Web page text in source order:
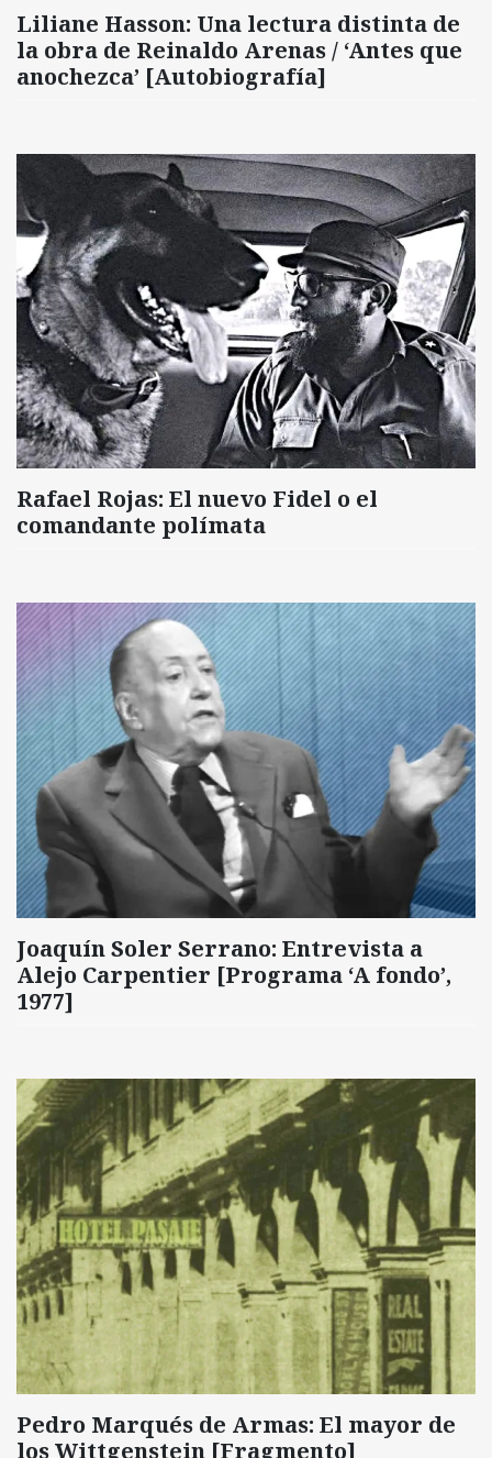
Liliane Hasson: Una lectura distinta de
la obra de Reinaldo Arenas / ‘Antes que
anochezca’ [Autobiografía]
Rafael Rojas: El nuevo Fidel o el
comandante polímata
Joaquín Soler Serrano: Entrevista a
Alejo Carpentier [Programa ‘A fondo’,
1977]
Pedro Marqués de Armas: El mayor de
los Wittgenstein [Fragmento]